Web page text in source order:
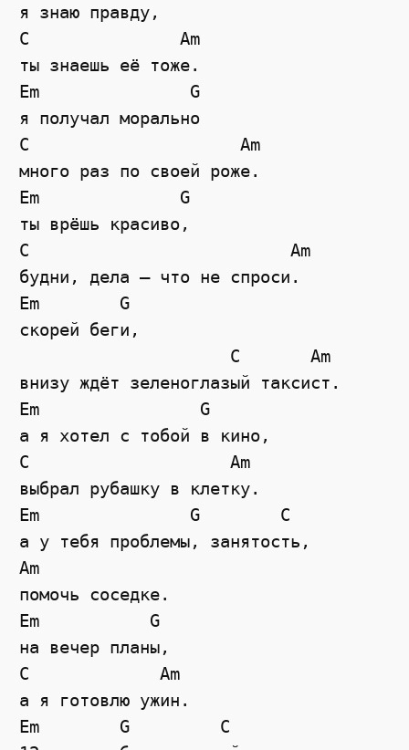
я знаю правду,
C               Am
ты знаешь её тоже.
Em               G
я получал морально
C                     Am
много раз по своей роже.
Em              G
ты врёшь красиво,
C                          Am
будни, дела – что не спроси.
Em        G
скорей беги,
                     C       Am
внизу ждёт зеленоглазый таксист.
Em                G
а я хотел с тобой в кино,
C                    Am
выбрал рубашку в клетку.
Em               G        C
а у тебя проблемы, занятость,
Am
помочь соседке.
Em           G
на вечер планы,
C             Am
а я готовлю ужин.
Em        G         C